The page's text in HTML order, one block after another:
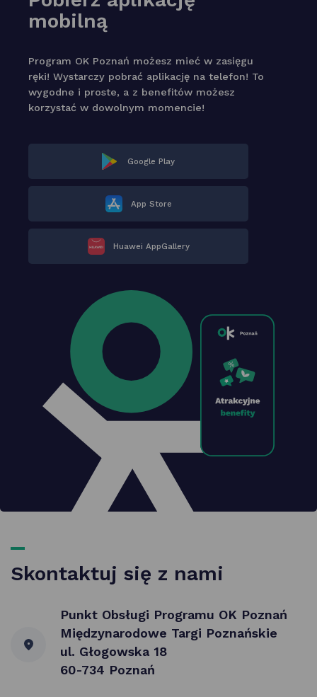
mobilną
Program OK Poznań możesz mieć w zasięgu
ręki! Wystarczy pobrać aplikację na telefon! To
wygodne i proste, a z benefitów możesz
korzystać w dowolnym momencie!
Google Play
App Store
Huawei AppGallery
Skontaktuj się z nami
Punkt Obsługi Programu OK Poznań
Międzynarodowe Targi Poznańskie
ul. Głogowska 18
60-734 Poznań